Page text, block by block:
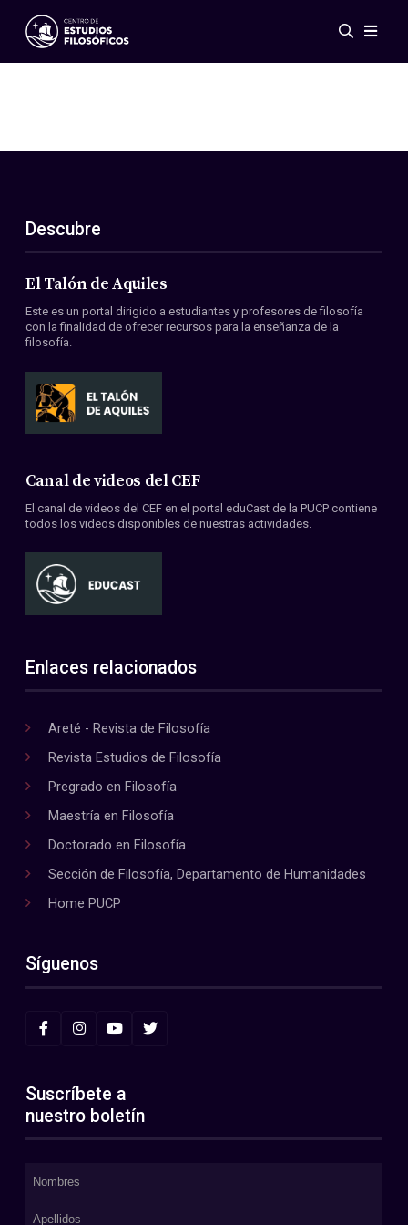
Eventos
ES
EN
Acerca de nosotros
Miembros
Convenios
Descubre
El Talón de Aquiles
Este es un portal dirigido a estudiantes y profesores de filosofía
con la finalidad de ofrecer recursos para la enseñanza de la
filosofía.
Canal de videos del CEF
El canal de videos del CEF en el portal eduCast de la PUCP contiene
todos los videos disponibles de nuestras actividades.
Enlaces relacionados
Areté - Revista de Filosofía
Revista Estudios de Filosofía
Pregrado en Filosofía
Maestría en Filosofía
Doctorado en Filosofía
Sección de Filosofía, Departamento de Humanidades
Home PUCP
Síguenos
Suscríbete a
nuestro boletín